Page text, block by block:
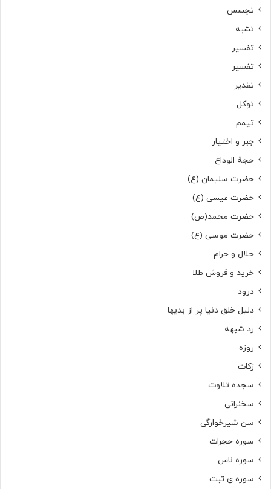
تجسس
تشبه
تفسیر
تفسیر
تقدیر
توکل
تیمم
جبر و اختیار
حجة الوداع
حضرت سلیمان (ع)
حضرت عیسی (ع)
حضرت محمد(ص)
حضرت موسی (ع)
حلال و حرام
خرید و فروش طلا
درود
دلیل خلق دنیا پر از بدیها
رد شبهه
روزه
زکات
سجده تلاوت
سخنرانی
سن شیرخوارگی
سوره حجرات
سوره ناس
سوره ی تبت